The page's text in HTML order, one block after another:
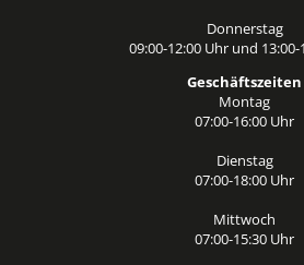
Donnerstag
09:00-12:00 Uhr und
Geschäftszeiten
Montag
07:00-16:00 Uhr
Dienstag
07:00-18:00 Uhr
Mittwoch
07:00-15:30 Uhr